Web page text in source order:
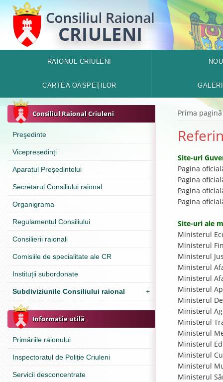
RAIONUL CRIULENI
CARTEA OASPEŢILOR
Consiliul Raional Criuleni
Preşedinte
Vicepreședinți
Aparatul Președintelui
Secretarul Consiliului raional
Organigrama
Regulamentul Consiliului
Consilierii raionali
Comisiile de specialitate ale CR
Instituții subordonate
Subdiviziunile Consiliului raional +
Informație utilă
Primăriile raionului
Inspectoratul de Poliție Criuleni
Servicii desconcentrate
Prima pagină
Site-uri
Pagina
Pagina
Pagina
Pagina
Site-uri ale
Ministerul
Ministerul
Ministerul
Ministerul
Ministerul
Ministerul
Ministerul
Ministerul
Ministerul
Ministerul
Ministerul
Ministerul
Ministerul
Ministerul